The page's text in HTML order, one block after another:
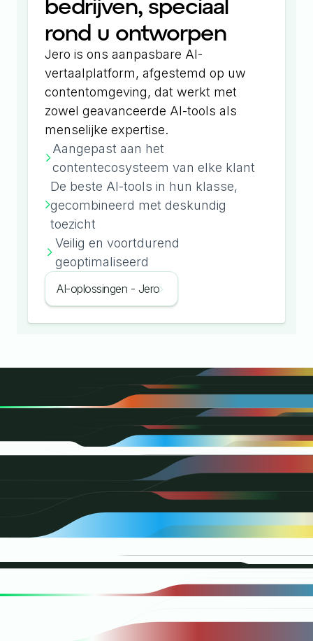
rond u ontworpen
Jero is ons aanpasbare AI-
vertaalplatform, afgestemd op uw
contentomgeving, dat werkt met
zowel geavanceerde AI-tools als
menselijke expertise.
Aangepast aan het
contentecosysteem van elke klant
De beste AI-tools in hun klasse,
gecombineerd met deskundig
toezicht
Veilig en voortdurend
geoptimaliseerd
AI-oplossingen - Jero